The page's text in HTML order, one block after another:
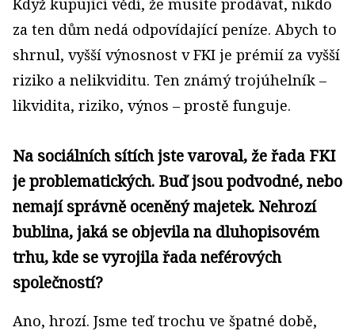
Když kupující vědí, že musíte prodávat, nikdo
za ten dům nedá odpovídající peníze. Abych to
shrnul, vyšší výnosnost v FKI je prémií za vyšší
riziko a nelikviditu. Ten známý trojúhelník –
likvidita, riziko, výnos – prostě funguje.
Na sociálních sítích jste varoval, že řada FKI
je problematických. Buď jsou podvodné, nebo
nemají správně oceněný majetek. Nehrozí
bublina, jaká se objevila na dluhopisovém
trhu, kde se vyrojila řada neférových
společností?
Ano, hrozí. Jsme teď trochu ve špatné době,